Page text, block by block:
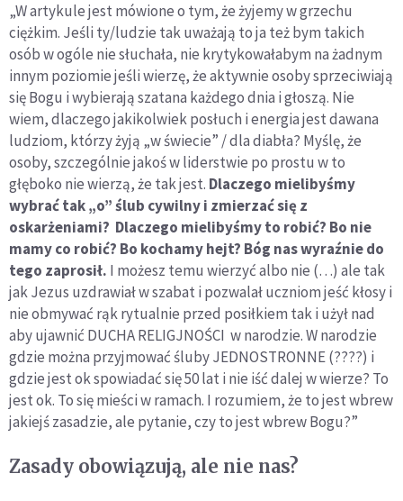
„W artykule jest mówione o tym, że żyjemy w grzechu
ciężkim. Jeśli ty/ludzie tak uważają to ja też bym takich
osób w ogóle nie słuchała, nie krytykowałabym na żadnym
innym poziomie jeśli wierzę, że aktywnie osoby sprzeciwiają
się Bogu i wybierają szatana każdego dnia i głoszą. Nie
wiem, dlaczego jakikolwiek posłuch i energia jest dawana
ludziom, którzy żyją „w świecie” / dla diabła? Myślę, że
osoby, szczególnie jakoś w liderstwie po prostu w to
głęboko nie wierzą, że tak jest. Dlaczego mielibyśmy
wybrać tak „o” ślub cywilny i zmierzać się z
oskarżeniami? Dlaczego mielibyśmy to robić? Bo nie
mamy co robić? Bo kochamy hejt? Bóg nas wyraźnie do
tego zaprosił. I możesz temu wierzyć albo nie (…) ale tak
jak Jezus uzdrawiał w szabat i pozwalał uczniom jeść kłosy i
nie obmywać rąk rytualnie przed posiłkiem tak i użył nad
aby ujawnić DUCHA RELIGJNOŚCI w narodzie. W narodzie
gdzie można przyjmować śluby JEDNOSTRONNE (????) i
gdzie jest ok spowiadać się 50 lat i nie iść dalej w wierze? To
jest ok. To się mieści w ramach. I rozumiem, że to jest wbrew
jakiejś zasadzie, ale pytanie, czy to jest wbrew Bogu?”
Zasady obowiązują, ale nie nas?